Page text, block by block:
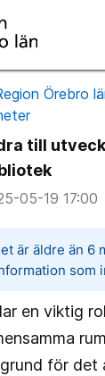
Örebro
till
05-19 17:00
är äldre än 6
som
en viktig
för